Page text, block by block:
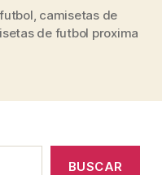
, camisetas de
de futbol proxima
BUSCAR